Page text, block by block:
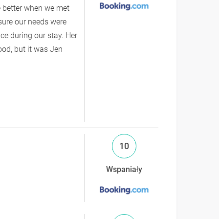
when we met
our needs were
during our stay. Her
but it was Jen
10
Wspaniały